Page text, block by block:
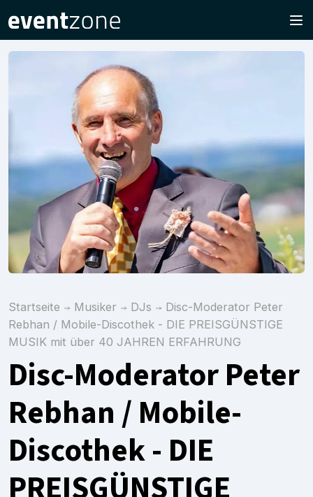
Startseite Musiker DJs
Disc-Moderator Peter
Rebhan / Mobile-Discothek - DIE PREISGÜNSTIGE
MUSIK mit über 40 JAHREN ERFAHRUNG
Disc-Moderator Peter
Rebhan / Mobile-
Discothek - DIE